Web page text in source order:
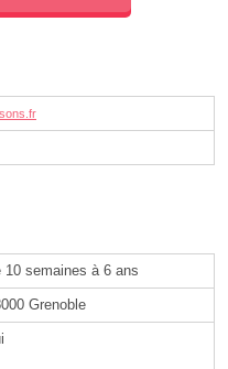
10 semaines à 6 ans
Grenoble